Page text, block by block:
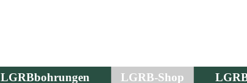
LGRBbohrungen LGRB-Shop